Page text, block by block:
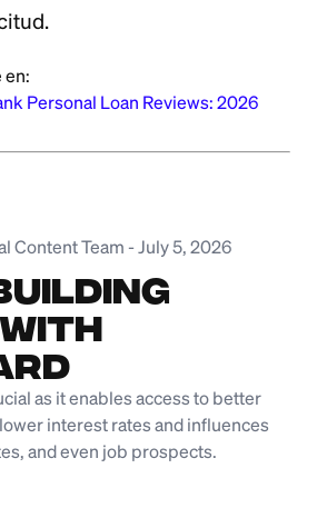
en:
Personal Loan Reviews: 2026
Content Team -July 5, 2026
as it enables access to better
interest rates and influences
and even job prospects.